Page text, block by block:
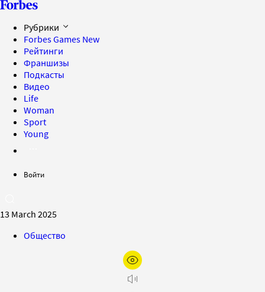
Рубрики
Forbes Games New
Рейтинги
Франшизы
Подкасты
Видео
Life
Woman
Sport
Young
Войти
13 March 2025
Общество